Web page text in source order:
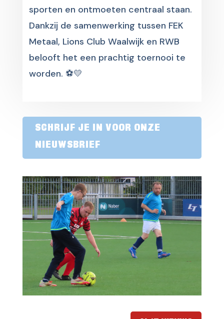
sporten en ontmoeten centraal staan.
Dankzij de samenwerking tussen FEK
Metaal, Lions Club Waalwijk en RWB
belooft het een prachtig toernooi te
worden. ⚽💛
SCHRIJF JE IN VOOR ONZE
NIEUWSBRIEF